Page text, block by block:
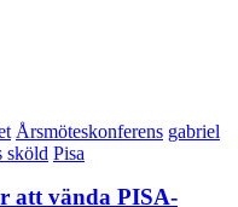
Årsmöteskonferens gabriel
sköld Pisa
att vända PISA-